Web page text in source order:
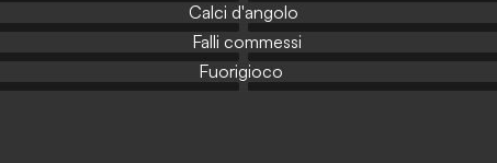
Calci d'angolo
Falli commessi
Fuorigioco